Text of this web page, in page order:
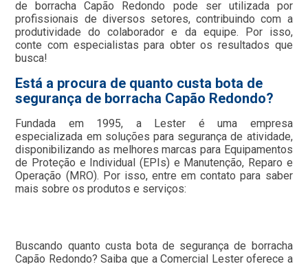
de borracha Capão Redondo pode ser utilizada por
profissionais de diversos setores, contribuindo com a
produtividade do colaborador e da equipe. Por isso,
conte com especialistas para obter os resultados que
busca!
Está a procura de quanto custa bota de
segurança de borracha Capão Redondo?
Fundada em 1995, a Lester é uma empresa
especializada em soluções para segurança de atividade,
disponibilizando as melhores marcas para Equipamentos
de Proteção e Individual (EPIs) e Manutenção, Reparo e
Operação (MRO). Por isso, entre em contato para saber
mais sobre os produtos e serviços:
Buscando quanto custa bota de segurança de borracha
Capão Redondo? Saiba que a Comercial Lester oferece a